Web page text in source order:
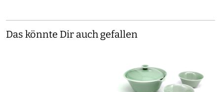
Das könnte Dir auch gefallen